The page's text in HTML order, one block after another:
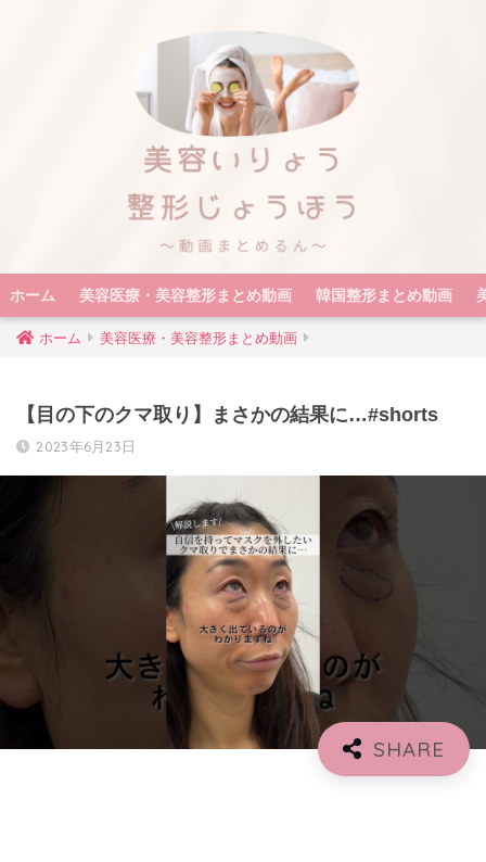
ホーム 美容医療・美容整形まとめ動画 韓国整形まとめ動画
ホーム 美容医療・美容整形まとめ動画
【目の下のクマ取り】まさかの結果に…#shorts
2023年6月23日